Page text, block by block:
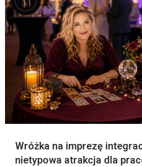
Wróżka na imprezę
nietypowa atrakcja dla